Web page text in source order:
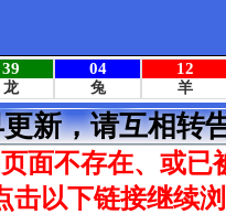
新，请互相转
面不存在、或已
击以下链接继续